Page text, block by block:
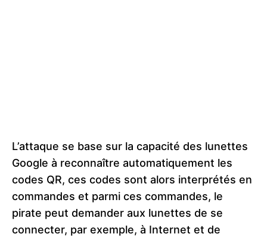
L’attaque se base sur la capacité des lunettes
Google à reconnaître automatiquement les
codes QR, ces codes sont alors interprétés en
commandes et parmi ces commandes, le
pirate peut demander aux lunettes de se
connecter, par exemple, à Internet et de